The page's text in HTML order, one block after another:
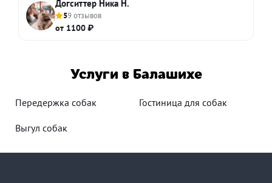
Догситтер Ника Н.
59 отзывов
от 1100 ₽
Услуги в Балашихе
Передержка собак Гостиница для собак
Выгул собак